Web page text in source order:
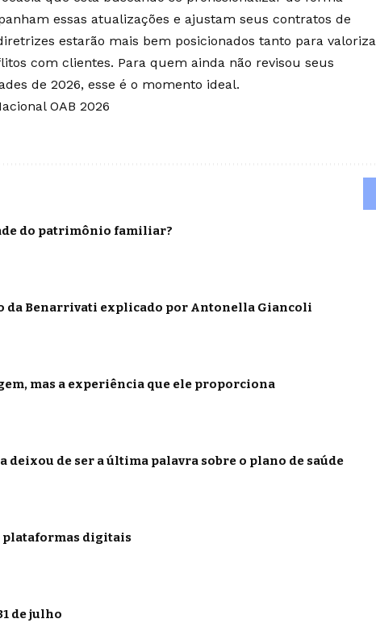
essas atualizações e ajustam seus contratos de
estarão mais bem posicionados tanto para
com clientes. Para quem ainda não revisou seus
de 2026, esse é o momento ideal.
OAB 2026
do patrimônio familiar?
da Benarrivati explicado por Antonella Giancoli
mas a experiência que ele proporciona
de ser a última palavra sobre o plano de saúde
plataformas digitais
de julho